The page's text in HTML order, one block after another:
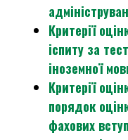
Критерії
іспиту за
іноземної
Критерії
порядок
фахових